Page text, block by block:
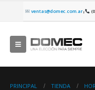
ventas@domec.com.ar|
PRINCIPAL TIENDA